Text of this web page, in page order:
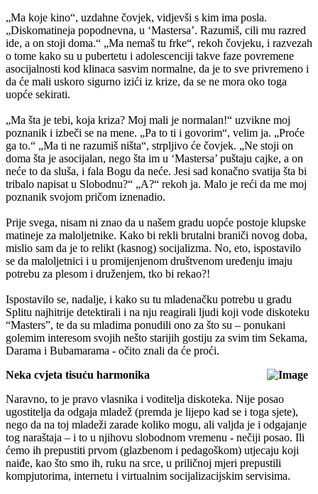
„Ma koje kino“, uzdahne čovjek, vidjevši s kim ima posla.
„Diskomatineja popodnevna, u ‘Mastersa’. Razumiš, cili mu razred
ide, a on stoji doma.“ „Ma nemaš tu frke“, rekoh čovjeku, i razvezah
o tome kako su u pubertetu i adolescenciji takve faze povremene
asocijalnosti kod klinaca sasvim normalne, da je to sve privremeno i
da će mali uskoro sigurno izići iz krize, da se ne mora oko toga
uopće sekirati.
„Ma šta je tebi, koja kriza? Moj mali je normalan!“ uzvikne moj
poznanik i izbeči se na mene. „Pa to ti i govorim“, velim ja. „Proće
ga to.“ „Ma ti ne razumiš ništa“, strpljivo će čovjek. „Ne stoji on
doma šta je asocijalan, nego šta im u ‘Mastersa’ puštaju cajke, a on
neće to da sluša, i fala Bogu da neće. Jesi sad konačno svatija šta bi
tribalo napisat u Slobodnu?“ „A?“ rekoh ja. Malo je reći da me moj
poznanik svojom pričom iznenadio.
Prije svega, nisam ni znao da u našem gradu uopće postoje klupske
matineje za maloljetnike. Kako bi rekli brutalni braniči novog doba,
mislio sam da je to relikt (kasnog) socijalizma. No, eto, ispostavilo
se da maloljetnici i u promijenjenom društvenom uređenju imaju
potrebu za plesom i druženjem, tko bi rekao?!
Ispostavilo se, nadalje, i kako su tu mladenačku potrebu u gradu
Splitu najhitrije detektirali i na nju reagirali ljudi koji vode diskoteku
“Masters”, te da su mladima ponudili ono za što su – ponukani
golemim interesom svojih nešto starijih gostiju za svim tim Sekama,
Darama i Bubamarama - očito znali da će proći.
Neka cvjeta tisuću harmonika
Naravno, to je pravo vlasnika i voditelja diskoteka. Nije posao
ugostitelja da odgaja mladež (premda je lijepo kad se i toga sjete),
nego da na toj mladeži zarade koliko mogu, ali valjda je i odgajanje
tog naraštaja – i to u njihovu slobodnom vremenu - nečiji posao. Ili
ćemo ih prepustiti prvom (glazbenom i pedagoškom) utjecaju koji
naiđe, kao što smo ih, ruku na srce, u priličnoj mjeri prepustili
kompjutorima, internetu i virtualnim socijalizacijskim servisima.